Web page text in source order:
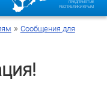
ПРЕДПРИЯТИЕ
РЕСПУБЛИКИ КРЫМ
» Сообщения для